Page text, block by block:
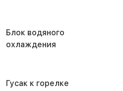
Блок водяного
охлаждения
Гусак к горелке